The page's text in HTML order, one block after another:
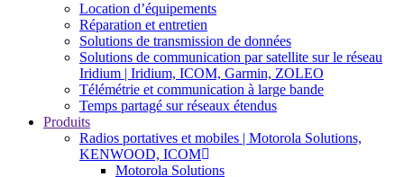
Location d’équipements
Réparation et entretien
Solutions de transmission de données
Solutions de communication par satellite sur le réseau
Iridium | Iridium, ICOM, Garmin, ZOLEO
Télémétrie et communication à large bande
Temps partagé sur réseaux étendus
Produits
Radios portatives et mobiles | Motorola Solutions,
KENWOOD, ICOM
Motorola Solutions